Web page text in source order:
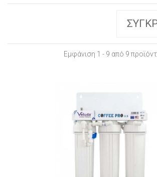
Εμφάνιση 1 - 9 από 9